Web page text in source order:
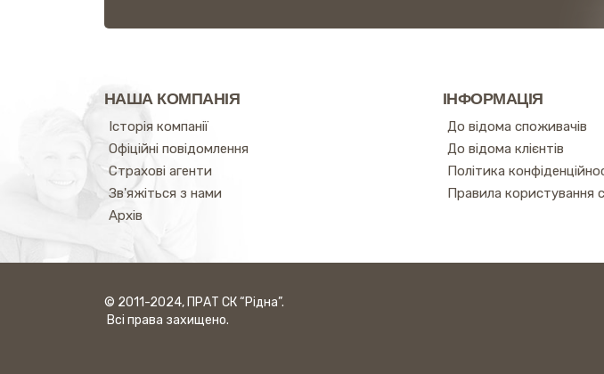
НАША КОМПАНІЯ
Історія компанії
Офіційні повідомлення
Страхові агенти
Зв'яжіться з нами
Архів
ІНФОРМАЦІЯ
До відома споживачів
До відома клієнтів
Політика
Правила користування
© 2011-2024, ПРАТ СК “Рідна”.
Всі права захищено.